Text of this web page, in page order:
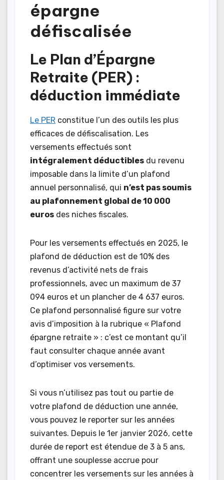
épargne
défiscalisée
Le Plan d’Épargne
Retraite (PER) :
déduction immédiate
Le PER constitue l’un des outils les plus
efficaces de défiscalisation. Les
versements effectués sont
intégralement déductibles du revenu
imposable dans la limite d’un plafond
annuel personnalisé, qui n’est pas soumis
au plafonnement global de 10 000
euros des niches fiscales.
Pour les versements effectués en 2025, le
plafond de déduction est de 10% des
revenus d’activité nets de frais
professionnels, avec un maximum de 37
094 euros et un plancher de 4 637 euros.
Ce plafond personnalisé figure sur votre
avis d’imposition à la rubrique « Plafond
épargne retraite » : c’est ce montant qu’il
faut consulter chaque année avant
d’optimiser vos versements.
Si vous n’utilisez pas tout ou partie de
votre plafond de déduction une année,
vous pouvez le reporter sur les années
suivantes. Depuis le 1er janvier 2026, cette
durée de report est étendue de 3 à 5 ans,
offrant une souplesse accrue pour
concentrer les versements sur les années à